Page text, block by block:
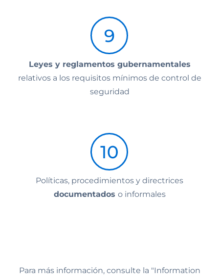
Leyes y reglamentos gubernamentales
relativos a los requisitos mínimos de control de
seguridad
Políticas, procedimientos y directrices
documentados o informales
Para más información, consulte la "Information